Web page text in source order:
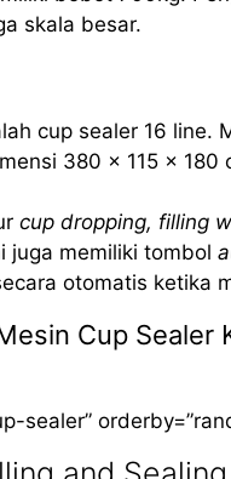
skala besar.
cup sealer 16 line.
380 x 115 x
cup dropping, filling
juga memiliki tombol
otomatis ketika
Cup Sealer
sealer”